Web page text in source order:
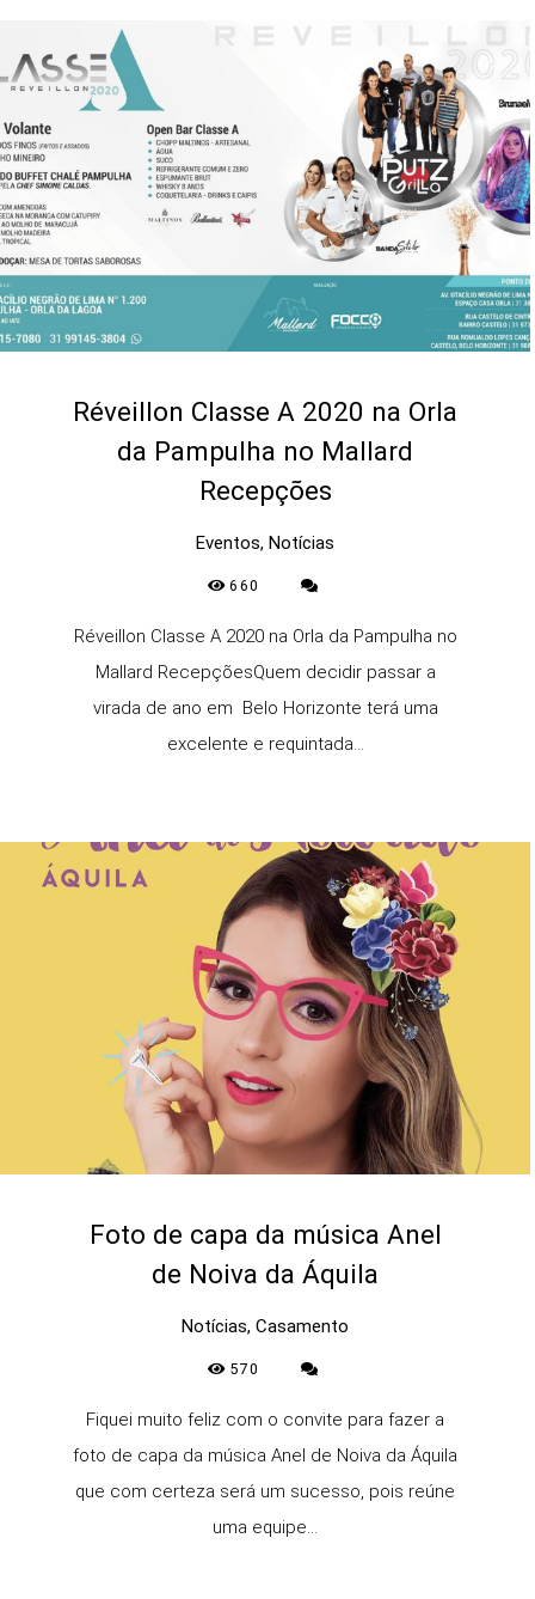
Réveillon Classe A 2020 na Orla
da Pampulha no Mallard
Recepções
Eventos, Notícias
660
Réveillon Classe A 2020 na Orla da Pampulha no
Mallard RecepçõesQuem decidir passar a
virada de ano em Belo Horizonte terá uma
excelente e requintada...
Foto de capa da música Anel
de Noiva da Áquila
Notícias, Casamento
570
Fiquei muito feliz com o convite para fazer a
foto de capa da música Anel de Noiva da Áquila
que com certeza será um sucesso, pois reúne
uma equipe...